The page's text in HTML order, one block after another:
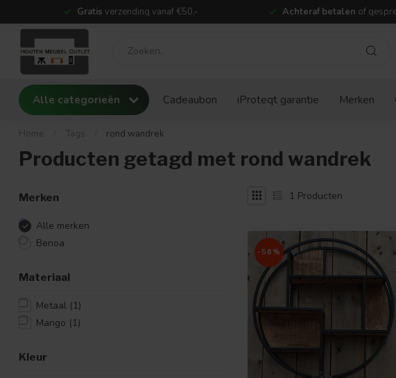
Gratis verzending vanaf €50,- Achteraf betalen of
Alle categorieën Cadeaubon iProteqt garantie Merken
Home Tags rond wandrek
Producten getagd met rond wandrek
Merken
Alle merken
Benoa
Materiaal
Metaal (1)
Mango (1)
Kleur
1 Producten
-56%